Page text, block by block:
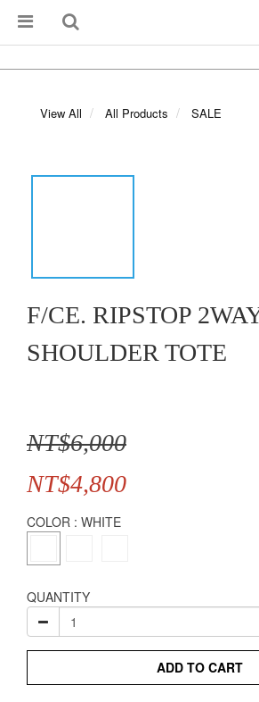
View All All Products SALE
F/CE. RIPSTOP
SHOULDER TOTE
NT$6,000
NT$4,800
COLOR : WHITE
QUANTITY
ADD TO CART